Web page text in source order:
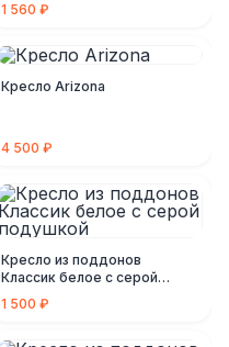
1 560 ₽
Кресло Arizona
4 500 ₽
Кресло из поддонов
Классик белое c серой
подушкой
1 500 ₽